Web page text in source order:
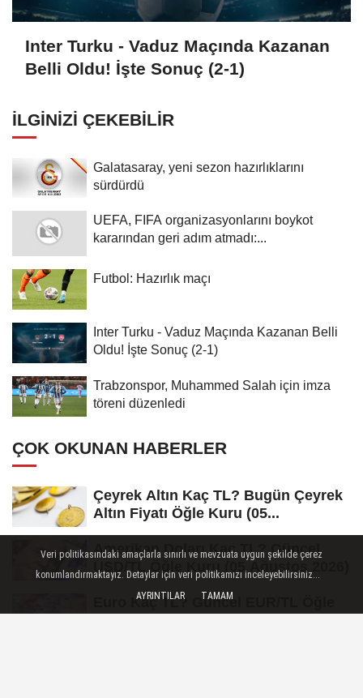
Inter Turku - Vaduz Maçında Kazanan
Belli Oldu! İşte Sonuç (2-1)
İLGINIZI ÇEKEBILIR
Galatasaray, yeni sezon hazırlıklarını
sürdürdü
UEFA, FIFA organizasyonlarını boykot
kararından geri adım atmadı:...
Futbol: Hazırlık maçı
Inter Turku - Vaduz Maçında Kazanan Belli
Oldu! İşte Sonuç (2-1)
Trabzonspor, Muhammed Salah için imza
töreni düzenledi
ÇOK OKUNAN HABERLER
Çeyrek Altın Kaç TL? Bugün Çeyrek
Altın Fiyatı Öğle Kuru (05...
Amerikan Doları Kaç TL? Güncel
USD/TL Öğle Kuru (05 Ağustos 2026)
Euro Kaç TL? Güncel EUR/TL Öğle
Veri politikasındaki amaçlarla sınırlı ve mevzuata uygun şekilde çerez
konumlandırmaktayız. Detaylar için veri politikamızı inceleyebilirsiniz...
AYRINTILAR
TAMAM